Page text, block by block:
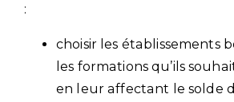
:
choisir les établissements
les formations qu’ils
en leur affectant le solde